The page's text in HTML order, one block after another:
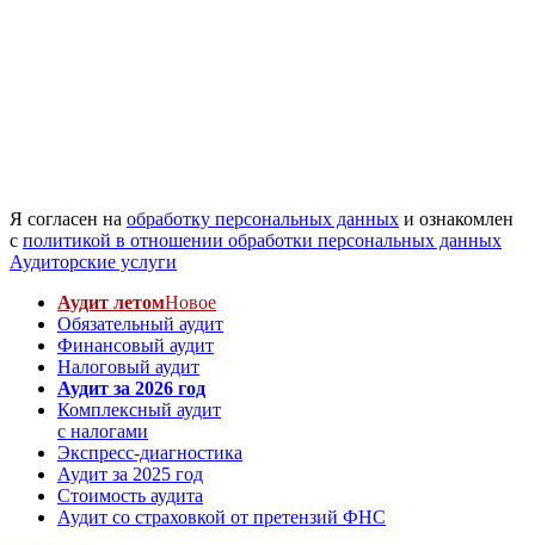
Я согласен на обработку персональных данных и ознакомлен
с политикой в отношении обработки персональных данных
Аудиторские услуги
Аудит летомНовое
Обязательный аудит
Финансовый аудит
Налоговый аудит
Аудит за 2026 год
Комплексный аудит
с налогами
Экспресс-диагностика
Аудит за 2025 год
Стоимость аудита
Аудит со страховкой от претензий ФНС